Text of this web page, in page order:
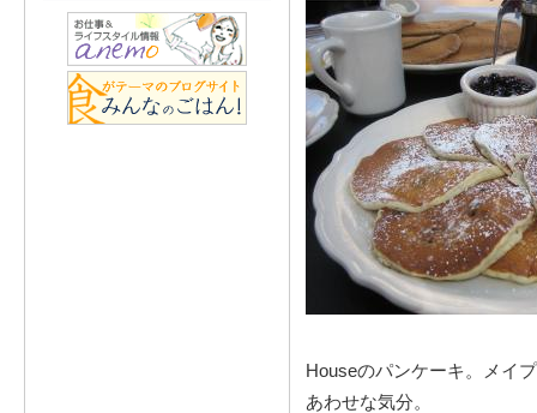
Houseのパンケーキ。メイ
あわせな気分。